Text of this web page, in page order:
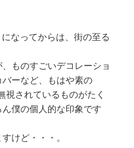
なってからは、街の至る
ものすごいデコレーショ
ーなど、もはや素の
されているものがたく
僕の個人的な印象です
けど・・・。